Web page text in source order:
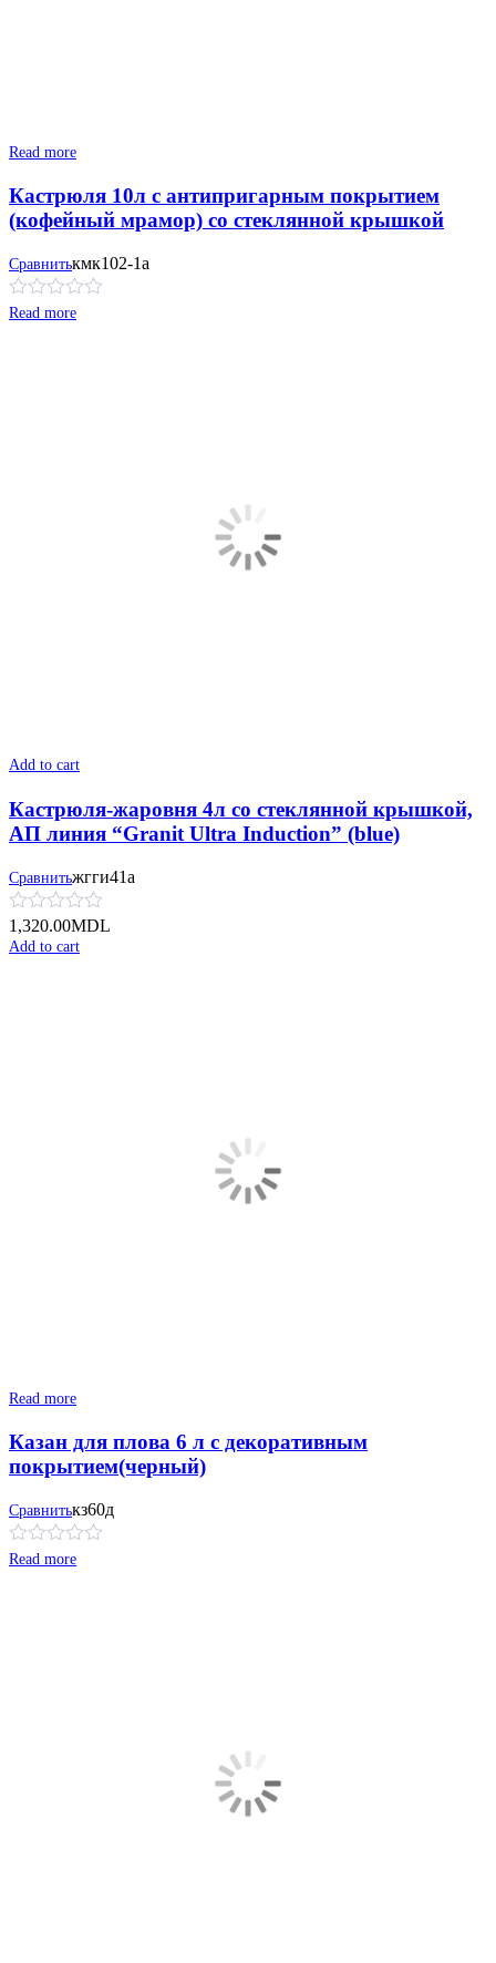
Read more
Кастрюля 10л с антипригарным покрытием
(кофейный мрамор) со стеклянной крышкой
Сравнитькмк102-1а
Read more
Add to cart
Кастрюля-жаровня 4л со стеклянной крышкой,
АП линия “Granit Ultra Induction” (blue)
Сравнитьжгги41а
1,320.00MDL
Add to cart
Read more
Казан для плова 6 л с декоративным
покрытием(черный)
Сравнитькз60д
Read more